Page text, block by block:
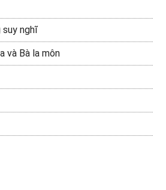
suy nghĩ
và Bà la môn